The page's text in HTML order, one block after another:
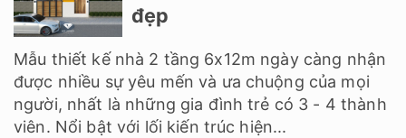
đẹp
Mẫu thiết kế nhà 2 tầng 6x12m ngày càng nhận
được nhiều sự yêu mến và ưa chuộng của mọi
người, nhất là những gia đình trẻ có 3 - 4 thành
viên. Nổi bật với lối kiến trúc hiện...